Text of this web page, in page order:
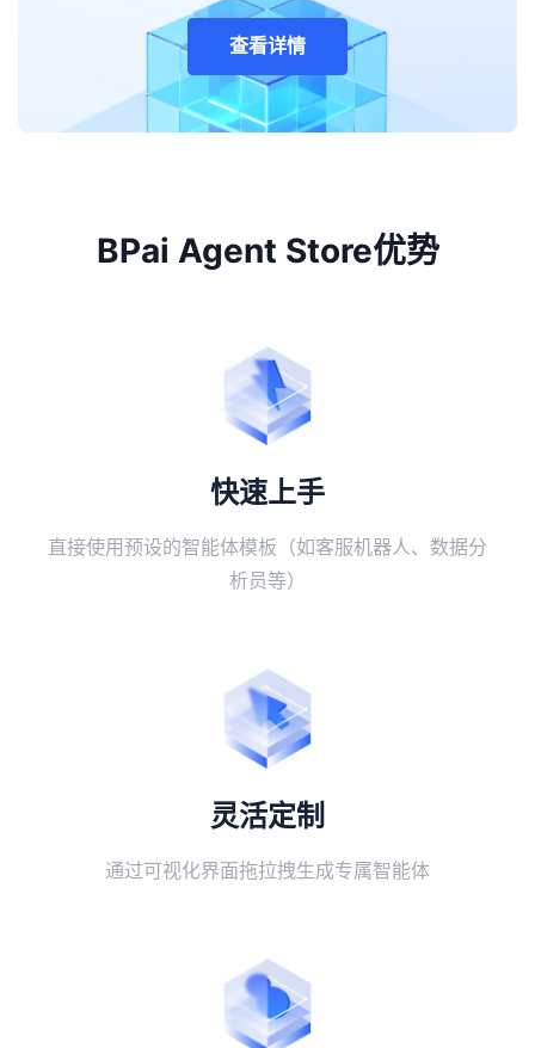
查看详情
BPai Agent Store优势
快速上手
直接使用预设的智能体模板（如客服机器人、数据分
析员等）
灵活定制
通过可视化界面拖拉拽生成专属智能体